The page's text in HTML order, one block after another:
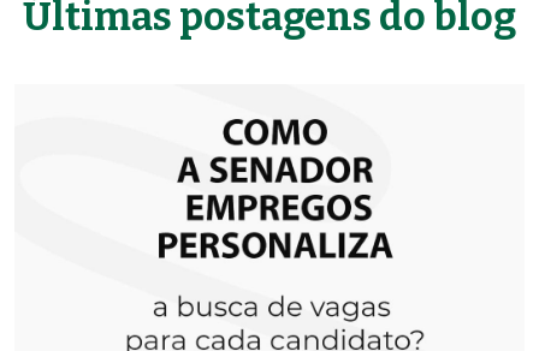
Últimas postagens do blog